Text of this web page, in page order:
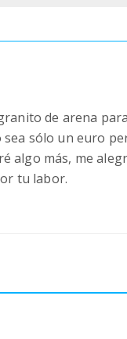
de arena
sólo un euro
algo más, me
tu labor.